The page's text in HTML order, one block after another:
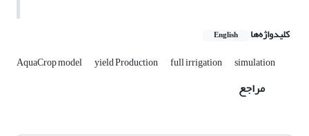
کلیدواژه‌ها English
AquaCrop model yield Production full irrigation simulation
مراجع